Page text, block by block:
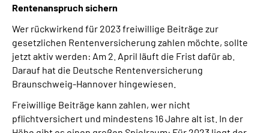
Online-Services
Inhalte in Gebärdensprache (DGS)
Leichte Sprache
Rentenanspruch sichern
Wer rückwirkend für 2023 freiwillige Beiträge zur
gesetzlichen Rentenversicherung zahlen möchte, sollte
jetzt aktiv werden: Am 2. April läuft die Frist dafür ab.
Darauf hat die Deutsche Rentenversicherung
Braunschweig-Hannover hingewiesen.
Freiwillige Beiträge kann zahlen, wer nicht
pflichtversichert und mindestens 16 Jahre alt ist. In der